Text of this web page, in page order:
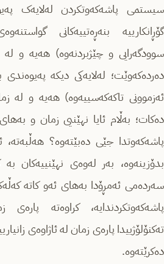
سیستمی پاشەكەوتكردن لەلایەک
گۆڕانکارییە بنەڕەتییەکانی
سوودگەرایی و چێژبردنەوە) هەیە و
دەردەكەوێت؛ لەلایەكی دیكە
ئەزموونی تاکەكەسییەوە) هەیە و لە
دەكات؛ بەڵام ئایا نهێنیی زمان و
پاشەكەوتدا جێی دەبێتەوە؟ هەڵبەتە،
بدۆزینەوە، بەر لەوەی نهێنییەکان بە
سەردەمی ئەمڕۆدا بەهای ئەو كاتە
پاشەکەوتكردندایە، کراوەتە
تەكنۆلۆژییدا پارەی زمان لە ئاژاوەی
دەكرێتەوە.